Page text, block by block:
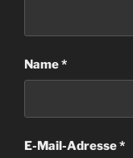
Name*
E-Mail-Adresse*